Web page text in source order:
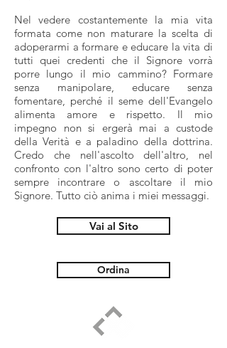
Nel vedere costantemente la mia vita
formata come non maturare la scelta di
adoperarmi a formare e educare la vita di
tutti quei credenti che il Signore vorrà
porre lungo il mio cammino? Formare
senza manipolare, educare senza
fomentare, perché il seme dell'Evangelo
alimenta amore e rispetto. Il mio
impegno non si ergerà mai a custode
della Verità e a paladino della dottrina.
Credo che nell'ascolto dell'altro, nel
confronto con l'altro sono certo di poter
sempre incontrare o ascoltare il mio
Signore. Tutto ciò anima i miei messaggi.
Vai al Sito
Ordina